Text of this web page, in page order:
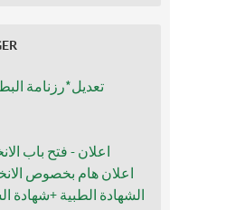
اعلان - فتح باب
اعلان هام بخصوص
الشهادة الطبية +شهادة